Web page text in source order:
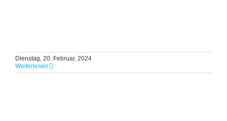
Dienstag, 20. Februar, 2024
Weiterlesen